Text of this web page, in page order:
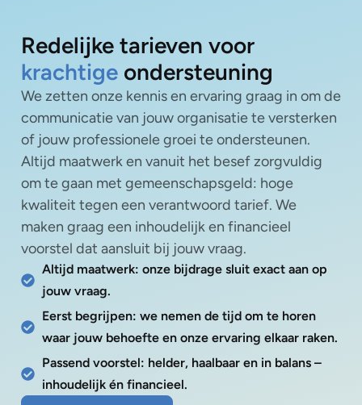
Redelijke tarieven voor
krachtige ondersteuning
We zetten onze kennis en ervaring graag in om de
communicatie van jouw organisatie te versterken
of jouw professionele groei te ondersteunen.
Altijd maatwerk en vanuit het besef zorgvuldig
om te gaan met gemeenschapsgeld: hoge
kwaliteit tegen een verantwoord tarief. We
maken graag een inhoudelijk en financieel
voorstel dat aansluit bij jouw vraag.
Altijd maatwerk: onze bijdrage sluit exact aan op
jouw vraag.
Eerst begrijpen: we nemen de tijd om te horen
waar jouw behoefte en onze ervaring elkaar raken.
Passend voorstel: helder, haalbaar en in balans –
inhoudelijk én financieel.